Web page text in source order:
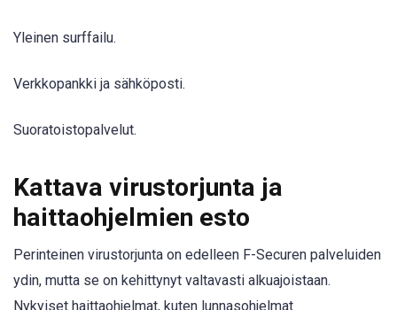
Yleinen surffailu.
Verkkopankki ja sähköposti.
Suoratoistopalvelut.
Kattava virustorjunta ja
haittaohjelmien esto
Perinteinen virustorjunta on edelleen F-Securen palveluiden
ydin, mutta se on kehittynyt valtavasti alkuajoistaan.
Nykyiset haittaohjelmat, kuten lunnasohjelmat